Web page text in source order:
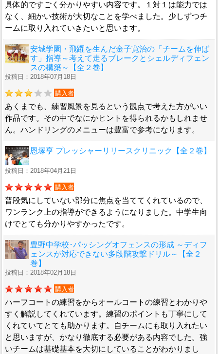
具体的ですごく分かりやすい内容です。１対１は能力では
なく、細かい技術が大切なことを学べました。少しずつチ
ームに取り入れていきたいと思います。
安城学園・飛躍を生んだ金子寛治の「チームを伸ば
す」指導～考えて走るブレークとシェルディフェン
スの構築～【全２巻】
投稿日：2018年07月18日
購入者
あくまでも、練習風景を見るという観点で考えた方がいい
作品です。その中でなにかヒントを得られるかもしれませ
ん。ハンドリングのメニューは豊富で参考になります。
恩塚亨 プレッシャーリリースクリニック【全２巻】
投稿日：2018年04月21日
購入者
普段気にしていない部分に焦点を当ててくれているので、
ワンランク上の指導ができるようになりました。中学生向
けでとても分かりやすかったです。
豊野中学校･パッシングオフェンスの形成 ～ディフ
ェンスが対応できない多段階攻撃ドリル～【全２
巻】
投稿日：2018年02月18日
購入者
ハーフコートの練習をからオールコートの練習とわかりや
すく解説してくれています。練習のポイントも丁寧にして
くれていてとても助かります。自チームにも取り入れたい
と思いますが、かなり徹底する必要がある内容でした。強
いチームは基礎基本を大切にしていることがわかりまし